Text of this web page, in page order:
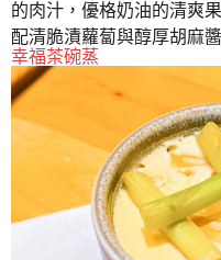
的肉汁，優格奶油的清爽
配清脆漬蘿蔔與醇厚胡麻
幸福茶碗蒸